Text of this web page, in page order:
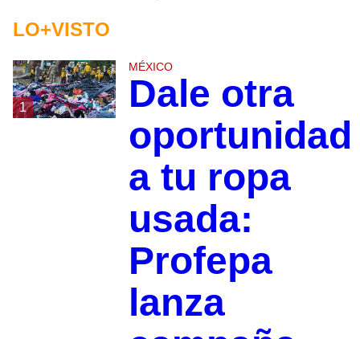
LO+VISTO
1
MÉXICO
Dale otra
oportunidad
a tu ropa
usada:
Profepa
lanza